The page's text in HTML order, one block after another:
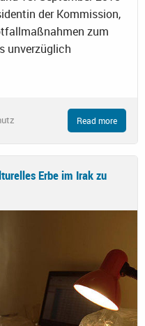
der Kommission,
zum
unverzüglich
Read more
Erbe im Irak zu